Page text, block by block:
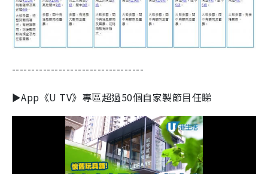
----------------------------------
►App《U TV》專區超過50個自家製節目任睇